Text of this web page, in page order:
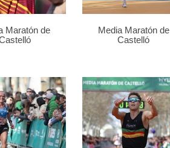
Maratón de
Media Maratón de
Castelló